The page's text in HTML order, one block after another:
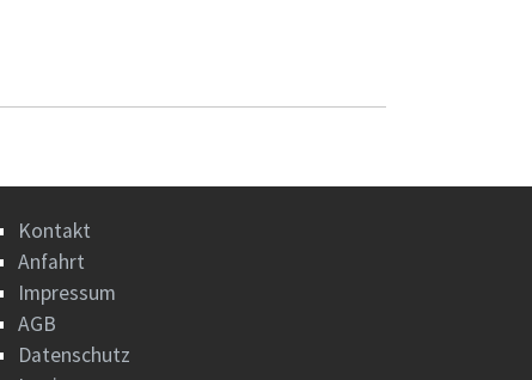
Kontakt
Anfahrt
Impressum
AGB
Datenschutz